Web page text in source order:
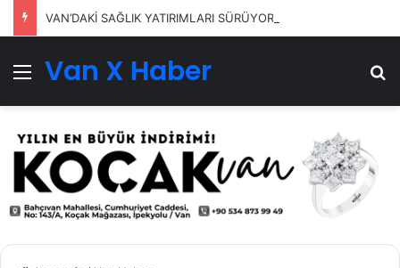
VAN’DAKİ SAĞLIK YATIRIMLARI SÜRÜYOR
Menü
Van X Haber